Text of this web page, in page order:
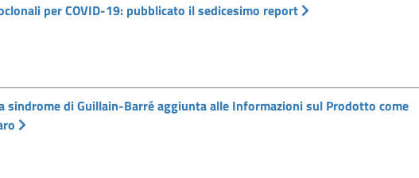
per COVID-19: pubblicato il sedicesimo report
sindrome di Guillain-Barré aggiunta alle Informazioni sul Prodotto come